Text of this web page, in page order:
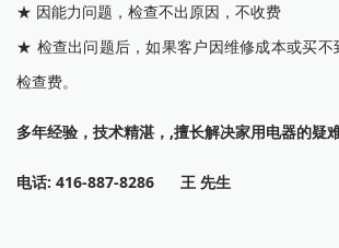
★ 因能力问题，检查不出原因，不收费
★ 检查出问题后，如果客户因维修成本或买不
检查费。
多年经验，技术精湛，,擅长解决家用电器的疑
电话: 416-887-8286 王 先生